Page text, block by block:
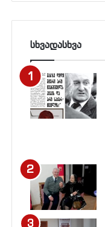
სხვადასხვა